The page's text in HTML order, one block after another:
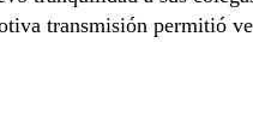
transmisión permitió